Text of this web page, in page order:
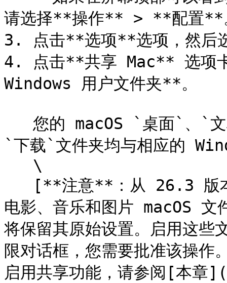
请选择**操作** > **配置**
3. 点击**选项**选项，然后
4. 点击**共享 Mac** 选项
Windows 用户文件夹**。
`下载`文件夹均与相应的
电影、音乐和图片 macOS 文
将保留其原始设置。启用这些
限对话框，您需要批准该
启用共享功能，请参阅[本